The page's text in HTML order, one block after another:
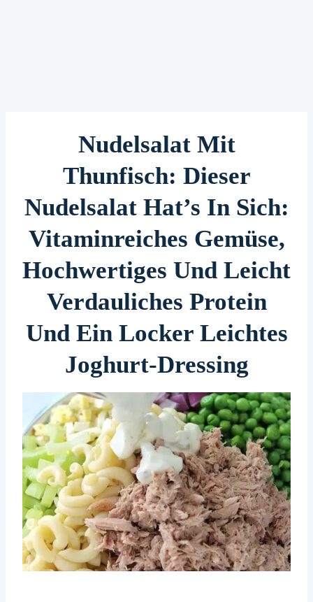
Nudelsalat Mit
Thunfisch: Dieser
Nudelsalat Hat’s In Sich:
Vitaminreiches Gemüse,
Hochwertiges Und Leicht
Verdauliches Protein
Und Ein Locker Leichtes
Joghurt-Dressing